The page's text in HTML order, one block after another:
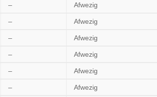
– Afwezig
– Afwezig
– Afwezig
– Afwezig
– Afwezig
– Afwezig